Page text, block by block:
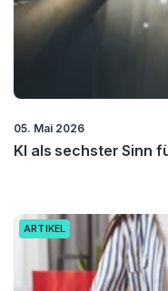
05. Mai 2026
KI als sechster Sinn
ARTIKEL